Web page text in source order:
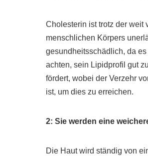
Cholesterin ist trotz der weit
menschlichen Körpers
gesundheitsschädlich, da
achten, sein Lipidprofil gut
fördert, wobei der Verzehr
ist, um dies zu erreichen.
2: Sie werden eine
Die Haut wird ständig von